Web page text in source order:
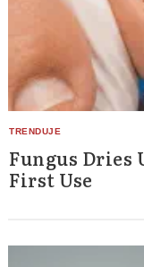
Fungus Dries
First Use